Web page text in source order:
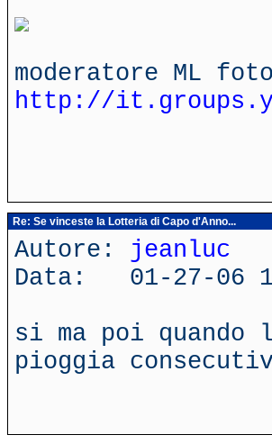
moderatore ML
http://
Re: Se vinceste la Lotteria di Capo d'Anno...
Autore: jeanluc
Data: 01-27-06
si ma poi
pioggia